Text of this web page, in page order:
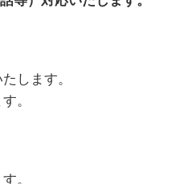
します。
。
。